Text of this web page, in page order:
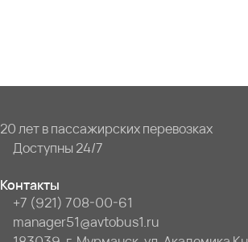
20 лет в пассажирских перевозках
Доступны 24/7
Контакты
+7 (921) 708-00-61
manager51@avtobus1.ru